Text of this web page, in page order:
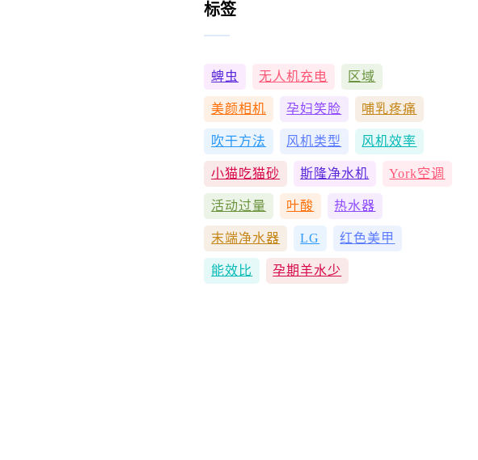
标签
蜱虫 无人机充电 区域
美颜相机 孕妇笑脸 哺乳疼痛
吹干方法 风机类型 风机效率
小猫吃猫砂 斯隆净水机 York空调
活动过量 叶酸 热水器
末端净水器 LG 红色美甲
能效比 孕期羊水少